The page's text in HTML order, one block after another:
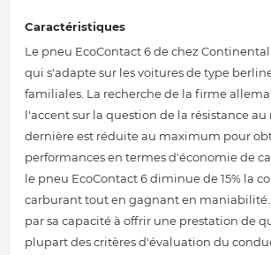
Caractéristiques
Le pneu EcoContact 6 de chez
qui s'adapte sur les voitures de type
familiales. La recherche de la firme
l'accent sur la question de la résistance
dernière est réduite au maximum pour
performances en termes d'économie de
le pneu EcoContact 6 diminue de 15% la
carburant tout en gagnant en
par sa capacité à offrir une prestation de
plupart des critères d'évaluation du